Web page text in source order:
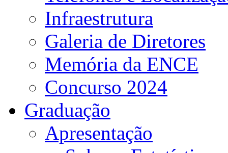
Infraestrutura
Galeria de Diretores
Memória da ENCE
Concurso 2024
Graduação
Apresentação